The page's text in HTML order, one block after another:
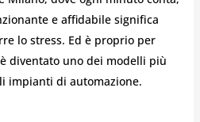
e affidabile significa
lo stress. Ed è proprio per
diventato uno dei modelli più
impianti di automazione.